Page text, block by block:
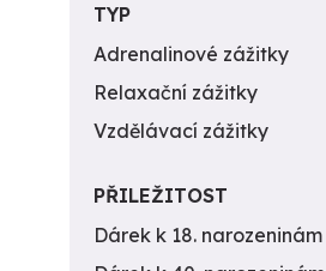
TYP
Adrenalinové zážitky
Relaxační zážitky
Vzdělávací zážitky
PŘILEŽITOST
Dárek k 18. narozeninám